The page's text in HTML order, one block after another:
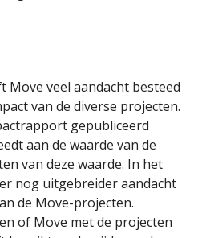
Move veel aandacht besteed
van de diverse projecten.
gepubliceerd
aan de waarde van de
van deze waarde. In het
nog uitgebreider aandacht
de Move-projecten.
of Move met de projecten